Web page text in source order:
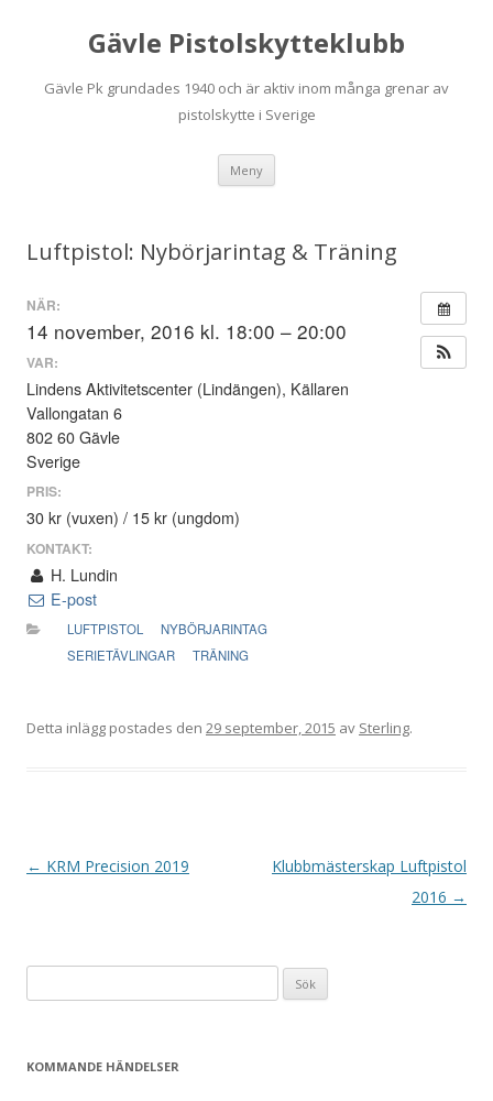
Gävle Pistolskytteklubb
Gävle Pk grundades 1940 och är aktiv inom många grenar av
pistolskytte i Sverige
Meny
Luftpistol: Nybörjarintag & Träning
NÄR:
14 november, 2016 kl. 18:00 – 20:00
VAR:
Lindens Aktivitetscenter (Lindängen), Källaren
Vallongatan 6
802 60 Gävle
Sverige
PRIS:
30 kr (vuxen) / 15 kr (ungdom)
KONTAKT:
H. Lundin
E-post
LUFTPISTOL
NYBÖRJARINTAG
SERIETÄVLINGAR
TRÄNING
Detta inlägg postades den 29 september, 2015 av Sterling.
I← KRM Precision 2019
Klubbmästerskap Luftpistol
2016 →
efter:
KOMMANDE HÄNDELSER